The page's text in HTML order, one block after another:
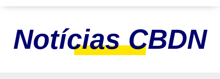
Notícias CBDN